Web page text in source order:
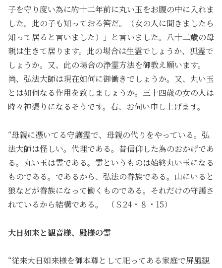
子を守り度い為に約十二年前に丸い玉をお腹の中に入れま
した。此の子も知っておる筈だ。（女の人に聞きましたら
知って居ると言いました）」と言いました。八十二歳の母
親は生きて居ります。此の場合は生霊でしょうか、狐霊で
しょうか。又、此の場合の浄霊方法を御教え願います。
尚、弘法大師は現在如何に御働きでしょうか。又、丸い玉
とは如何なる作用を致しましょうか。三十四歳の女の人は
時々神憑りになるそうです。右、お伺い申し上げます。
“母親に憑いてる守護霊で、母親の代りをやっている。弘
法大師は怪しい。代理である。昔信仰した為のおかげであ
る。丸い玉は霊である。霊というものは始終丸い玉になる
ものである。であるから、弘法の眷族である。山にいると
狼などが眷族になって働くものである。それだけの守護さ
れているから結構である。 （Ｓ24・８・15）
大日如来と観音様、殿様の霊
“従来大日如来様を御本尊として祀ってある家庭で屏風観